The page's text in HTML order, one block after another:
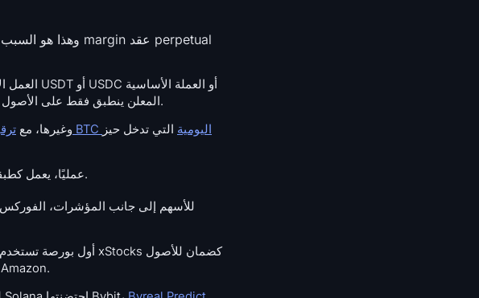
نفسها. الاكتتابات الأخيرة مثل BXUSDT و BOTUSDT بدأت بـ 20 ضعفًا، لذا فإن سقف leverage المعلن ينطبق فقط على الأصول الرئيسية.
عقود تسوية نقدية على الطراز الأوروبي على BTC و ETH و SOL وغيرها، مع ترقية مستوى سعر التنفيذ لخيارات BTC اليومية التي تدخل حيز
حوالي 600 عملة مع سياسة إدراج أبطأ وأكثر انتقائية من Gate. عمليًا، يعمل كطبقة تمويل تحت دفتر المشتقات.
المزدوجة (Dual Asset)، بدءًا من الرموز التي تتبع SpaceX و Nvidia و Apple و Alphabet و Coinbase و Amazon.